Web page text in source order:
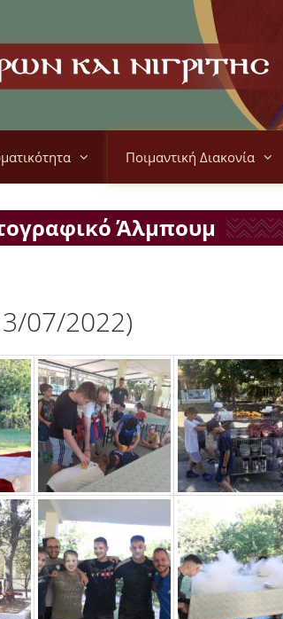
Ποιμαντική Διακονία
Άλμπουμ
07/2022)